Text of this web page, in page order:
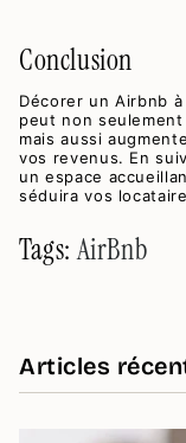
Conclusion
Décorer un Airbnb
peut non
mais aussi
vos revenus. En
un espace
séduira vos
Tags:AirBnb
Articles